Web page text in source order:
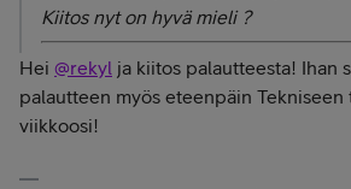
Kiitos nyt on hyvä mieli ?
Hei @rekyl ja kiitos palautteesta! Ihan
palautteen myös eteenpäin Tekniseen
viikkoosi!